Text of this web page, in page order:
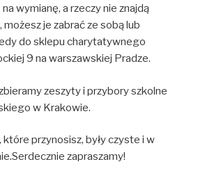
wymianę, a rzeczy nie znajdą
je zabrać ze sobą lub
do sklepu charytatywnego
9 na warszawskiej Pradze.
zeszyty i przybory szkolne
w Krakowie.
które przynosisz, były czyste i w
zapraszamy!